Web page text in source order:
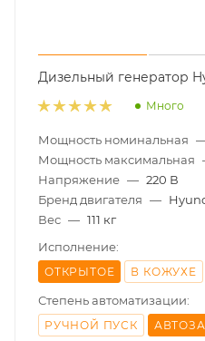
Дизельный генератор
Много
Мощность номинальная
Мощность максимальная
Напряжение — 220 В
Бренд двигателя —
Вес — 111 кг
Исполнение:
ОТКРЫТОЕ В КОЖУХЕ
Степень автоматизации:
РУЧНОЙ ПУСК